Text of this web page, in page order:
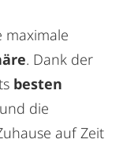
maximale
. Dank der
besten
die
auf Zeit